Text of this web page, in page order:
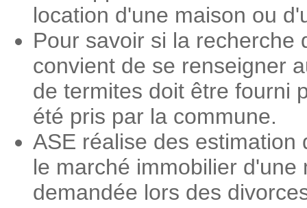
location d'une maison ou
Pour savoir si la recherche
convient de se renseigner
de termites doit être fourni
été pris par la commune.
ASE réalise des
le marché immobilier
demandée lors des